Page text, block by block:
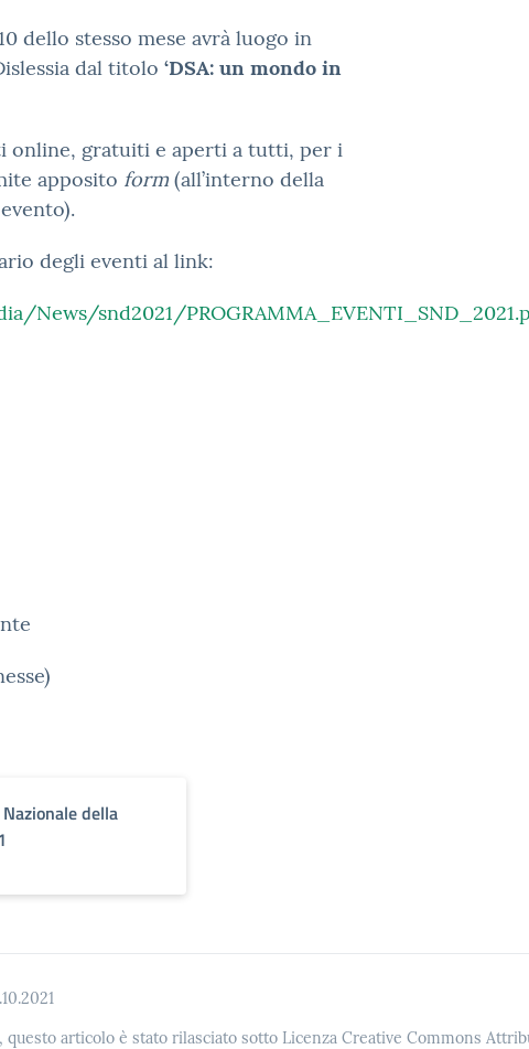
dello stesso mese avrà luogo in
dal titolo ‘DSA: un mondo in
online, gratuiti e aperti a tutti, per i
apposito form (all’interno della
degli eventi al link:
News/snd2021/
della
articolo è stato rilasciato sotto Licenza Creative Commons